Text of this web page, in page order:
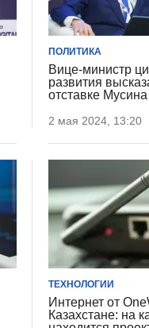
ПОЛИТИКА
Вице-министр
развития
отставке Мусина
2 мая 2024, 13:20
ТЕХНОЛОГИИ
Интернет от
Казахстане: на